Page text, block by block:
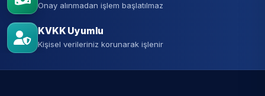
Onay alınmadan işlem başlatılmaz
KVKK Uyumlu
Kişisel verileriniz korunarak işlenir